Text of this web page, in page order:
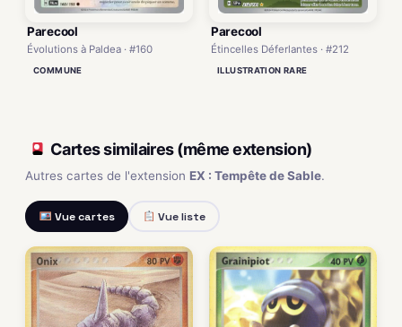
Parecool
Évolutions à Paldea · #160
COMMUNE
Parecool
Étincelles Déferlantes · #212
ILLUSTRATION RARE
Cartes similaires (même extension)
Autres cartes de l'extension EX : Tempête de Sable.
Vue cartes Vue liste